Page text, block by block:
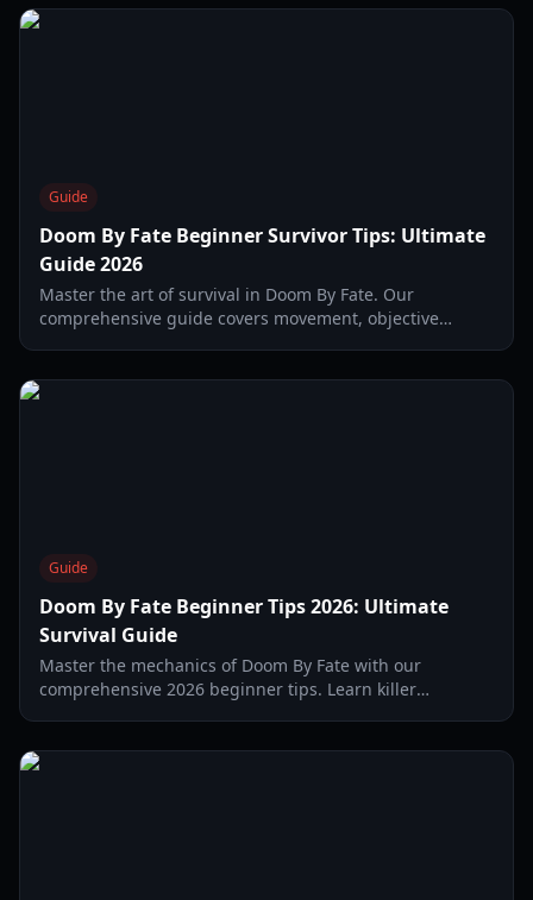
Guide
Doom By Fate Beginner Survivor Tips: Ultimate
Guide 2026
Master the art of survival in Doom By Fate. Our
comprehensive guide covers movement, objective
Guide
Doom By Fate Beginner Tips 2026: Ultimate
Survival Guide
Master the mechanics of Doom By Fate with our
comprehensive 2026 beginner tips. Learn killer